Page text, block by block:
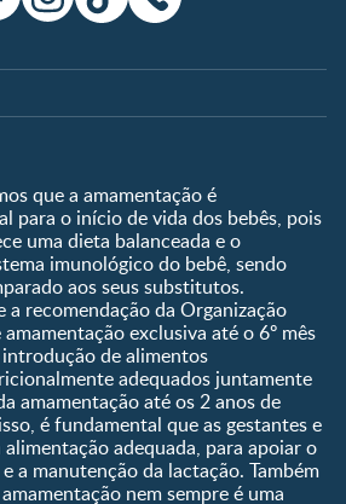
Clube
Temas
Desenvolvimento
Ser Mãe e Pai
Nutrição, Alimentação e
Saúde
que a amamentação é
para o início de vida dos bebês, pois
uma dieta balanceada e o
imunológico do bebê, sendo
aos seus substitutos.
recomendação da Organização
exclusiva até o 6º mês
de alimentos
adequados juntamente
amamentação até os 2 anos de
é fundamental que as gestantes e
adequada, para apoiar o
a manutenção da lactação. Também
nem sempre é uma